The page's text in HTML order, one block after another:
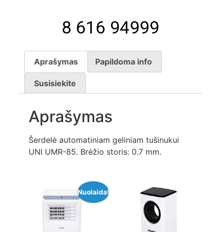
8 616 94999
Aprašymas Papildoma info
Susisiekite
Aprašymas
Šerdelė automatiniam geliniam tušinukui
UNI UMR-85. Brėžio storis: 0.7 mm.
Nuolaida!